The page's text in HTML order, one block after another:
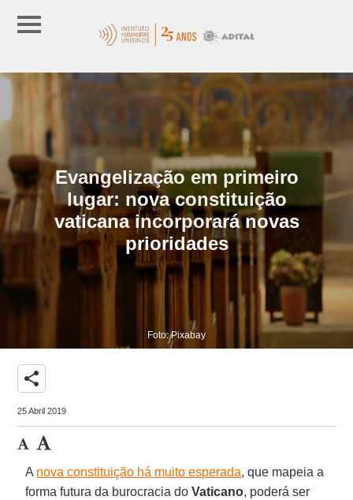
Evangelização em primeiro
lugar: nova constituição
vaticana incorporará novas
prioridades
Foto: Pixabay
share
25 Abril 2019
A nova constituição há muito esperada, que mapeia a
forma futura da burocracia doVaticano, poderá ser